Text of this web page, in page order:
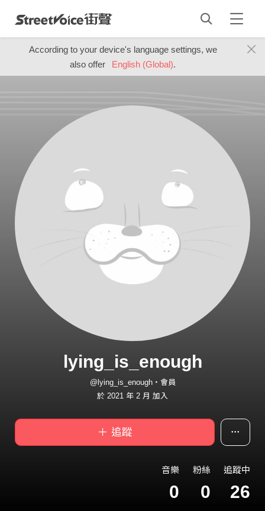
According to your device's language settings, we
also offer
English (Global).
lying_is_enough
@lying_is_enough・會員
於 2021 年 2 月 加入
＋ 追蹤
音樂
0
粉絲
0
追蹤中
26